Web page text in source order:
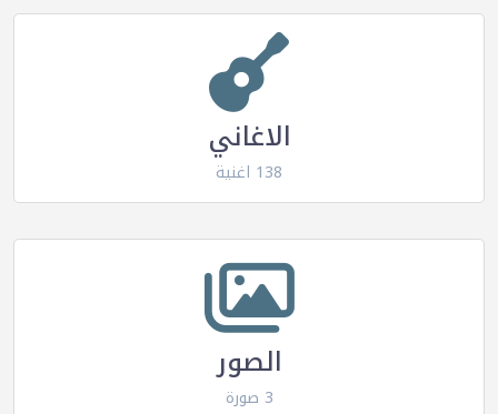
الاغاني
138 اغنية
الصور
3 صورة